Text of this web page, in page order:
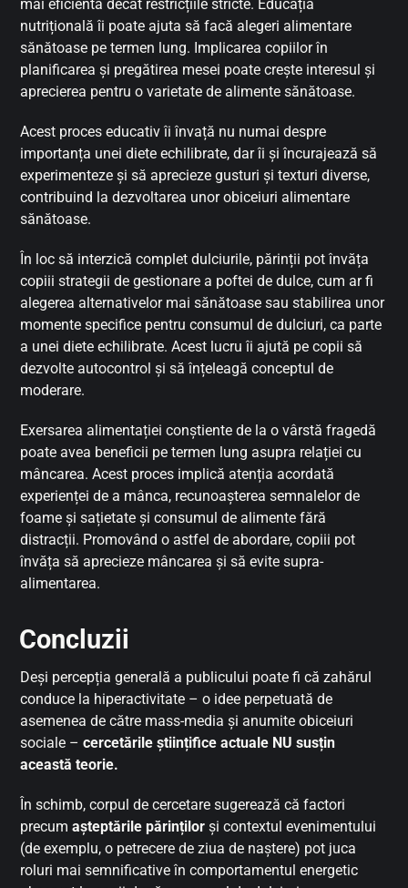
mai eficientă decât restricțiile stricte. Educația
nutrițională îi poate ajuta să facă alegeri alimentare
sănătoase pe termen lung. Implicarea copiilor în
planificarea și pregătirea mesei poate crește interesul și
aprecierea pentru o varietate de alimente sănătoase.
Acest proces educativ îi învață nu numai despre
importanța unei diete echilibrate, dar îi și încurajează să
experimenteze și să aprecieze gusturi și texturi diverse,
contribuind la dezvoltarea unor obiceiuri alimentare
sănătoase.
În loc să interzică complet dulciurile, părinții pot învăța
copiii strategii de gestionare a poftei de dulce, cum ar fi
alegerea alternativelor mai sănătoase sau stabilirea unor
momente specifice pentru consumul de dulciuri, ca parte
a unei diete echilibrate. Acest lucru îi ajută pe copii să
dezvolte autocontrol și să înțeleagă conceptul de
moderare.
Exersarea alimentației conștiente de la o vârstă fragedă
poate avea beneficii pe termen lung asupra relației cu
mâncarea. Acest proces implică atenția acordată
experienței de a mânca, recunoașterea semnalelor de
foame și sațietate și consumul de alimente fără
distracții. Promovând o astfel de abordare, copiii pot
învăța să aprecieze mâncarea și să evite supra-
alimentarea.
Concluzii
Deși percepția generală a publicului poate fi că zahărul
conduce la hiperactivitate – o idee perpetuată de
asemenea de către mass-media și anumite obiceiuri
sociale –cercetările științifice actuale NU susțin
această teorie.
În schimb, corpul de cercetare sugerează că factori
precumașteptările părinților și contextul evenimentului
(de exemplu, o petrecere de ziua de naștere) pot juca
roluri mai semnificative în comportamentul energetic